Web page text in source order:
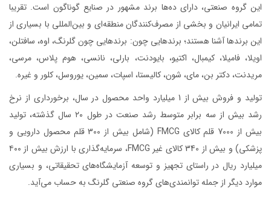
این گروه صنعتی، دارای ده‌ها برند مشهور در صنایع گوناگون است. تقریبا
تمامی ایرانیان و بخشی از مصرف‌کنندگان منطقه‌ای و بین‌المللی با بسیاری از
این برندها آشنا هستند؛ برندهایی چون: برندهایی چون گلرنگ، اوه، سافتلن،
اویلا، فامیلا، کیمبال، اکتیو، بایودنت، بارلی، نانسی، هوم پلاس، مرسی،
مریدنت، دکتر بن، مای، شون، کالیستا، اسپات، سمین، یوروسل، کلور و غیره.
تولید و فروش بیش از 1 میلیارد واحد محصول در سال، برخورداری از نرخ
رشد بیش از سه برابر متوسط رشد صنعت در طول ٢۰ سال گذشته، تولید
بیش از 7000 قلم کالای FMCG (شامل بیش از 300 قلم محصول دارویی و
پزشکی) و بیش از 340 کالای غیر FMCG، سرمایه‌گذاری با ارزش بیش از ۴۰۰
میلیارد ریال در راستای تجهیز و توسعه آزمایشگاه‌های تحقیقاتی، و بسیاری
موارد دیگر از جمله توانمندی‌های گروه صنعتی گلرنگ به حساب می‌آید.